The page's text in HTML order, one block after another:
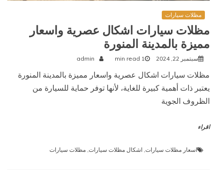
مظلات سيارات
مظلات سيارات اشكال عصرية واسعار
مميزة بالمدينة المنورة
سبتمبر 22, 2024 1 min read
admin
مظلات سيارات اشكال عصرية واسعار مميزة بالمدينة المنورة
يعتبر ذات أهمية كبيرة للغاية، لأنها توفر حماية للسيارة من
الظروف الجوية
اقراء
اسعار مظلات سيارات, اشكال مظلات سيارات, مظلات سيارات